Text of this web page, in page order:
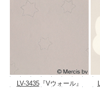
LV-3435『Vウォール』